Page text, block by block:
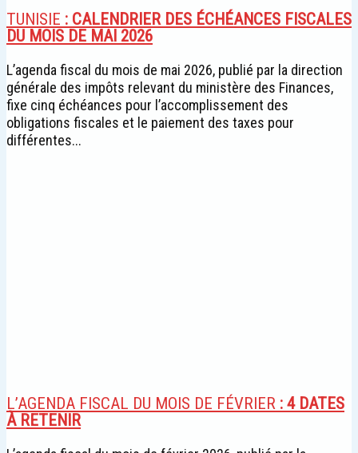
TUNISIE : CALENDRIER DES ÉCHÉANCES FISCALES
DU MOIS DE MAI 2026
L’agenda fiscal du mois de mai 2026, publié par la direction
générale des impôts relevant du ministère des Finances,
fixe cinq échéances pour l’accomplissement des
obligations fiscales et le paiement des taxes pour
différentes...
L’AGENDA FISCAL DU MOIS DE FÉVRIER : 4 DATES
À RETENIR